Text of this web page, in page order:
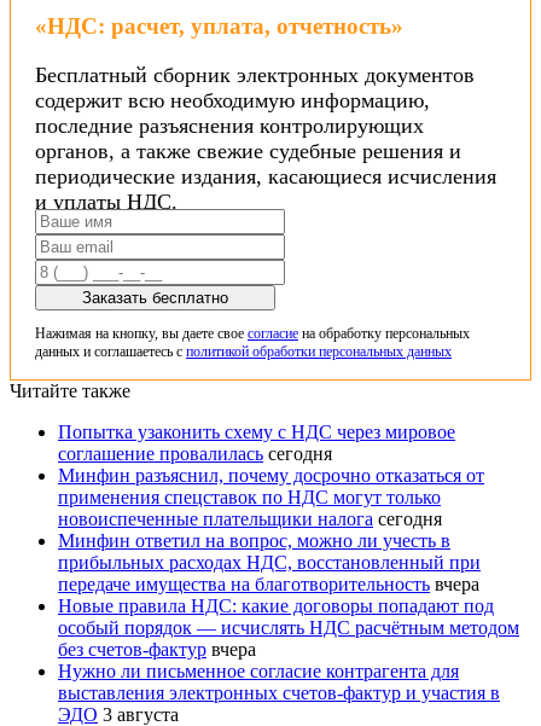
«НДС: расчет, уплата, отчетность»
Бесплатный сборник электронных документов
содержит всю необходимую информацию,
последние разъяснения контролирующих
органов, а также свежие судебные решения и
периодические издания, касающиеся исчисления
и уплаты НДС.
Заказать бесплатно
Нажимая на кнопку, вы даете свое согласие на обработку персональных
данных и соглашаетесь с политикой обработки персональных данных
Читайте также
Попытка узаконить схему с НДС через мировое
соглашение провалилась сегодня
Минфин разъяснил, почему досрочно отказаться от
применения спецставок по НДС могут только
новоиспеченные плательщики налога сегодня
Минфин ответил на вопрос, можно ли учесть в
прибыльных расходах НДС, восстановленный при
передаче имущества на благотворительность вчера
Новые правила НДС: какие договоры попадают под
особый порядок — исчислять НДС расчётным методом
без счетов-фактур вчера
Нужно ли письменное согласие контрагента для
выставления электронных счетов-фактур и участия в
ЭДО 3 августа